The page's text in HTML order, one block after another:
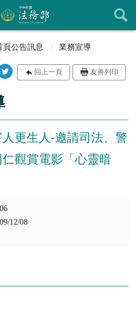
頁公告訊息 業務宣導
回上一頁 友善列印
更生人-邀請司法、警
觀賞電影「心靈暗
12/08